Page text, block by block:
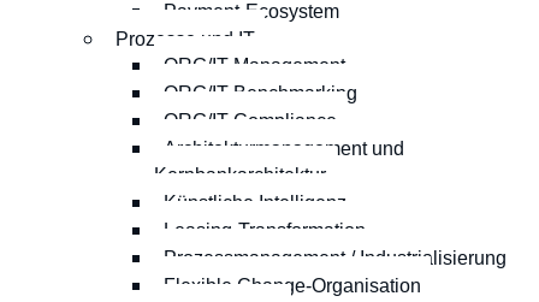
Payment-Ecosystem
Prozesse und IT
ORG/IT-Management
ORG/IT-Benchmarking
ORG/IT-Compliance
Architekturmanagement und
Kernbankarchitektur
Künstliche Intelligenz
Leasing-Transformation
Prozessmanagement / Industrialisierung
Flexible Change-Organisation